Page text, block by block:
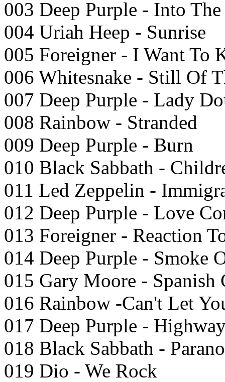
003 Deep Purple - Into
004 Uriah Heep - Sunrise
005 Foreigner - I Want To
006 Whitesnake - Still Of
007 Deep Purple - Lady
008 Rainbow - Stranded
009 Deep Purple - Burn
010 Black Sabbath -
011 Led Zeppelin -
012 Deep Purple - Love
013 Foreigner - Reaction
014 Deep Purple - Smoke
015 Gary Moore - Spanish
016 Rainbow -Can't Let
017 Deep Purple -
018 Black Sabbath -
019 Dio - We Rock